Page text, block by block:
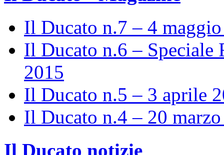
Il Ducato n.7 – 4
Il Ducato n.6 – Speciale
2015
Il Ducato n.5 – 3 aprile
Il Ducato n.4 – 20
Il Ducato notizie